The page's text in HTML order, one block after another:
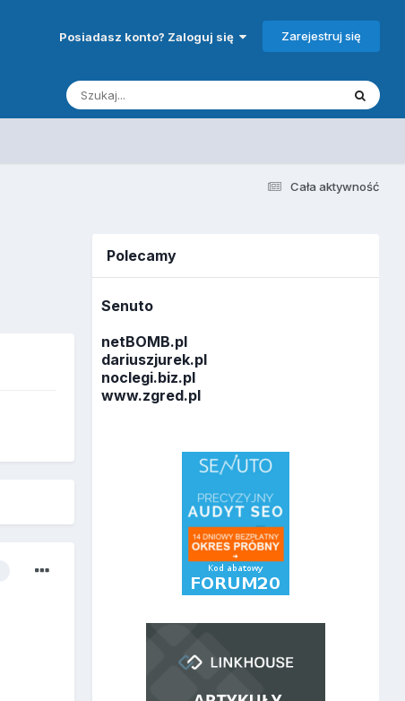
Posiadasz konto? Zaloguj się Zarejestruj się
Cała aktywność
Polecamy
Senuto
netBOMB.pl
dariuszjurek.pl
noclegi.biz.pl
www.zgred.pl